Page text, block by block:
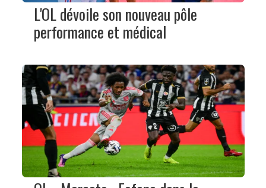
L'OL dévoile son nouveau pôle
performance et médical